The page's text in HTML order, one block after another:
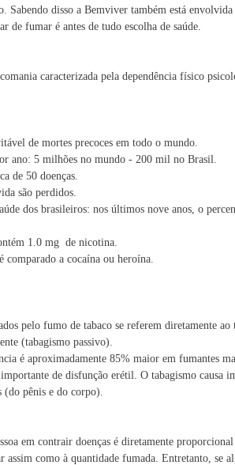
Sabendo disso a Bemviver também está envolvida
de fumar é antes de tudo escolha de saúde.
caracterizada pela dependência físico
de mortes precoces em todo o mundo.
ano: 5 milhões no mundo - 200 mil no Brasil.
de 50 doenças.
são perdidos.
dos brasileiros: nos últimos nove anos, o
1.0 mg de nicotina.
comparado a cocaína ou heroína.
pelo fumo de tabaco se referem diretamente ao
(tabagismo passivo).
é aproximadamente 85% maior em fumantes
de disfunção erétil. O tabagismo causa
(do pênis e do corpo).
em contrair doenças é diretamente
assim como à quantidade fumada. Entretanto, se